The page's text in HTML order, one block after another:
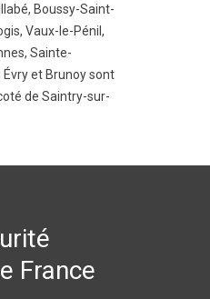
, Boussy-Saint-
, Vaux-le-Pénil ,
, Sainte-
Évryet Brunoysont
de Saintry-sur-
France